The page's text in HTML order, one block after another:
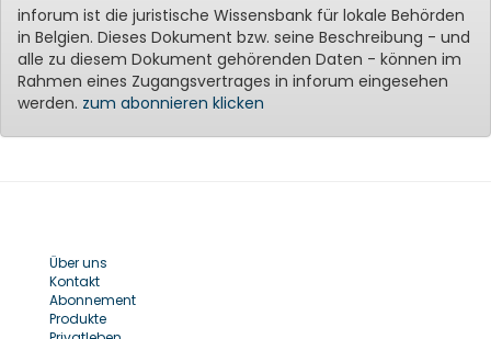
inforum ist die juristische Wissensbank für lokale Behörden
in Belgien. Dieses Dokument bzw. seine Beschreibung - und
alle zu diesem Dokument gehörenden Daten - können im
Rahmen eines Zugangsvertrages in inforum eingesehen
werden. zum abonnieren klicken
Über uns
Kontakt
Abonnement
Produkte